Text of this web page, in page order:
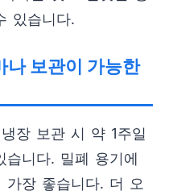
있습니다.
나 보관이 가능한
장 보관 시 약 1주일
습니다. 밀폐 용기에
가장 좋습니다. 더 오